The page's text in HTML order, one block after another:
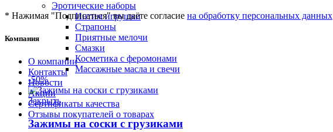
Эротические наборы
Интим игрушки
Страпоны
Приятные мелочи
Смазки
Косметика с феромонами
Массажные масла и свечи
-50%
Закрыть
Зажимы на соски с грузиками
* Нажимая "Подписаться" вы даёте согласие на обработку персональных данных
Компания
О компании
Контакты
Новости
Акции
Сертификаты качества
Отзывы покупателей о товарах